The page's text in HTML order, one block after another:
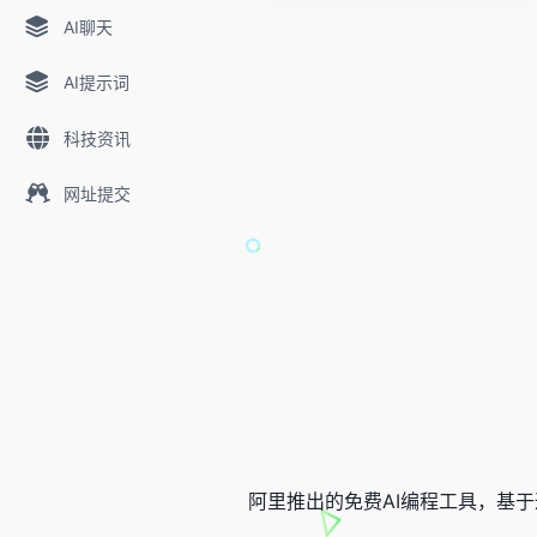
AI聊天
AI提示词
科技资讯
网址提交
阿里推出的免费AI编程工具，基